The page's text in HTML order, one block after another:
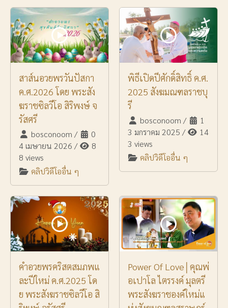
สาส์นอวยพรวันปัสกา
ค.ศ.2026 โดย พระสัง
ฆราชซิลวีโอ สิริพงษ์ จ
รัสศรี
bosconoom /
0
4 เมษายน 2026 /
8
8 views
คลิปวิดีโออื่น ๆ
พิธีเปิดปีศักดิ์สิทธิ์ ค.ศ.
2025 สังฆมณฑลราชบุ
รี
bosconoom /
1
3 มกราคม 2025 /
14
3 views
คลิปวิดีโออื่น ๆ
คำอวยพรคริสตสมภพแ
ละปีใหม่ ค.ศ.2025 โด
ย พระสังฆราชซิลวีโอ สิ
Power Of Love│คุณพ่
อเปาโล ไตรรงค์ มุลตรี
พระสังฆราชองค์ใหม่แ